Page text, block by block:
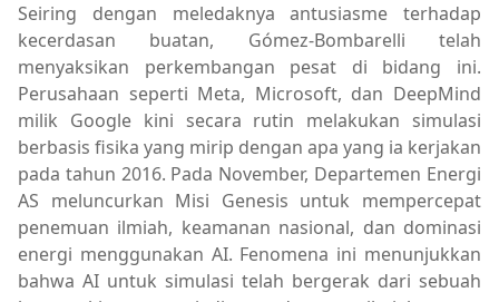
Seiring dengan meledaknya antusiasme terhadap
kecerdasan buatan, Gómez-Bombarelli telah
menyaksikan perkembangan pesat di bidang ini.
Perusahaan seperti Meta, Microsoft, dan DeepMind
milik Google kini secara rutin melakukan simulasi
berbasis fisika yang mirip dengan apa yang ia kerjakan
pada tahun 2016. Pada November, Departemen Energi
AS meluncurkan Misi Genesis untuk mempercepat
penemuan ilmiah, keamanan nasional, dan dominasi
energi menggunakan AI. Fenomena ini menunjukkan
bahwa AI untuk simulasi telah bergerak dari sebuah